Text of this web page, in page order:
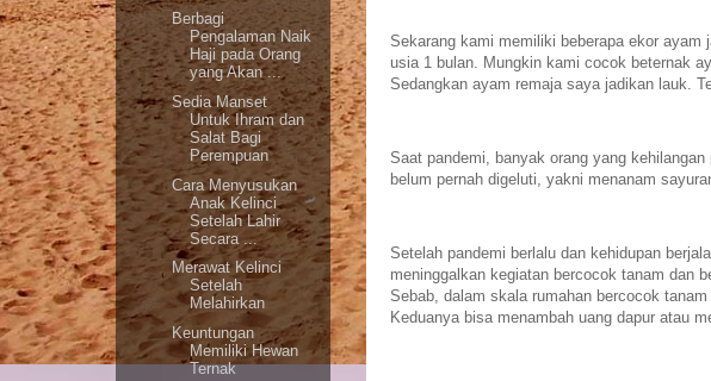
Sekarang kami memiliki beberapa ekor
usia 1 bulan. Mungkin kami cocok beternak
Sedangkan ayam remaja saya jadikan lauk.
Saat pandemi, banyak orang yang
belum pernah digeluti, yakni menanam
Setelah pandemi berlalu dan kehidupan
meninggalkan kegiatan bercocok tanam dan
Sebab, dalam skala rumahan bercocok
Keduanya bisa menambah uang dapur atau
Berbagi
Pengalaman Naik
Haji pada Orang
yang Akan ...
Sedia Manset
Untuk Ihram dan
Salat Bagi
Perempuan
Cara Menyusukan
Anak Kelinci
Setelah Lahir
Secara ...
Merawat Kelinci
Setelah
Melahirkan
Keuntungan
Memiliki Hewan
Ternak